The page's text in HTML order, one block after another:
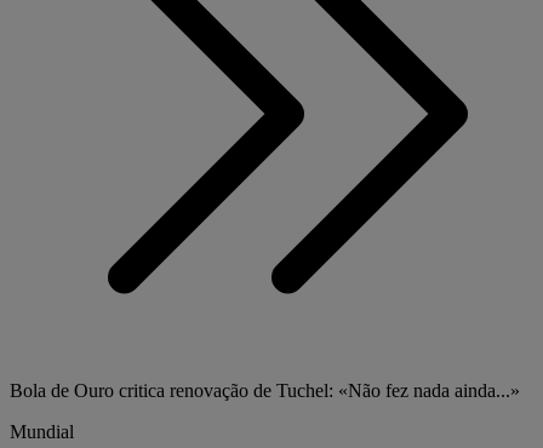
Bola de Ouro critica renovação de Tuchel: «Não fez nada ainda...»
Mundial